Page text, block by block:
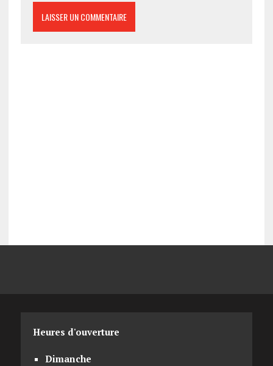
Heures d'ouverture
Dimanche